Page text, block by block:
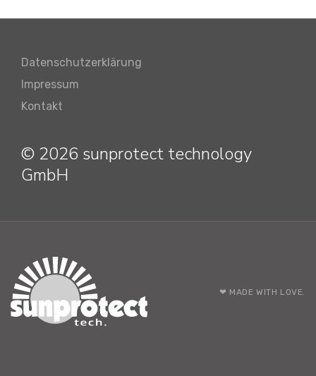
© 2026 sunprotect technology
GmbH
Datenschutzerklärung
Impressum
Kontakt
❤ MADE WITH LOVE.